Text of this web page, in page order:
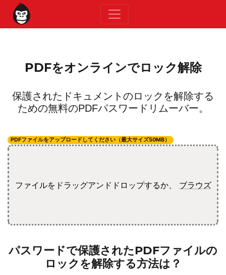
PDFをオンラインでロック解除
保護されたドキュメントのロックを解除する
ための無料のPDFパスワードリムーバー。
PDFファイルをアップロードしてください（最大サイズ50MB）
ファイルをドラッグアンドドロップするか、 ブラウズ
パスワードで保護されたPDFファイルの
ロックを解除する方法は？